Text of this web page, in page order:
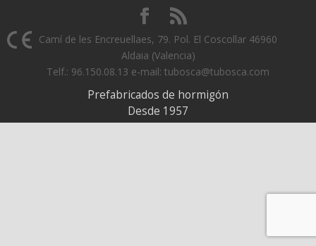
Camí de les Encreuellaes, 79. Pol. El Coscollar 46960
Aldaia (Valencia)
Telf.: 96.150.08.13 e-mail: tubosca@tubosca.com
Prefabricados de hormigón
Desde 1957